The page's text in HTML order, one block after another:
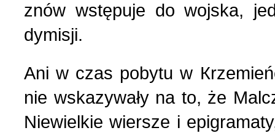
znów wstępuje do wojska,
dymisji.
Ani w czas pobytu w
nie wskazywały na to, że
Niewielkie wiersze i